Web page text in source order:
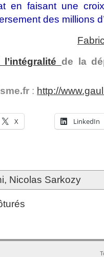
en faisant une
des millions
de la
: http://
X
LinkedIn
, Nicolas Sarkozy